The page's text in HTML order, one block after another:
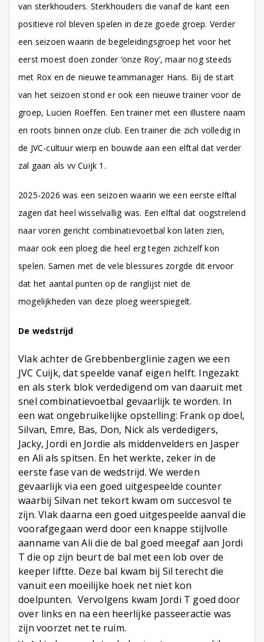
van sterkhouders. Sterkhouders die vanaf de kant een
positieve rol bleven spelen in deze goede groep. Verder
een seizoen waarin de begeleidingsgroep het voor het
eerst moest doen zonder ‘onze Roy’, maar nog steeds
met Rox en de nieuwe teammanager Hans. Bij de start
van het seizoen stond er ook een nieuwe trainer voor de
groep, Lucien Roeffen. Een trainer met een illustere naam
en roots binnen onze club. Een trainer die zich volledig in
de JVC-cultuur wierp en bouwde aan een elftal dat verder
zal gaan als vv Cuijk 1.
2025-2026 was een seizoen waarin we een eerste elftal
zagen dat heel wisselvallig was. Een elftal dat oogstrelend
naar voren gericht combinatievoetbal kon laten zien,
maar ook een ploeg die heel erg tegen zichzelf kon
spelen. Samen met de vele blessures zorgde dit ervoor
dat het aantal punten op de ranglijst niet de
mogelijkheden van deze ploeg weerspiegelt.
De wedstrijd
Vlak achter de Grebbenberglinie zagen we een
JVC Cuijk, dat speelde vanaf eigen helft. Ingezakt
en als sterk blok verdedigend om van daaruit met
snel combinatievoetbal gevaarlijk te worden. In
een wat ongebruikelijke opstelling: Frank op doel,
Silvan, Emre, Bas, Don, Nick als verdedigers,
Jacky, Jordi en Jordie als middenvelders en Jasper
en Ali als spitsen. En het werkte, zeker in de
eerste fase van de wedstrijd. We werden
gevaarlijk via een goed uitgespeelde counter
waarbij Silvan net tekort kwam om succesvol te
zijn. Vlak daarna een goed uitgespeelde aanval die
voorafgegaan werd door een knappe stijlvolle
aanname van Ali die de bal goed meegaf aan Jordi
T die op zijn beurt de bal met een lob over de
keeper liftte. Deze bal kwam bij Sil terecht die
vanuit een moeilijke hoek net niet kon
doelpunten. Vervolgens kwam Jordi T goed door
over links en na een heerlijke passeeractie was
zijn voorzet net te ruim.